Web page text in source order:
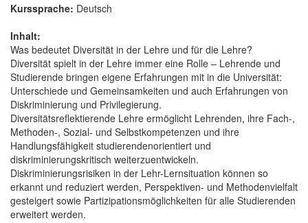
Kurssprache: Deutsch
Inhalt:
Was bedeutet Diversität in der Lehre und für die Lehre?
Diversität spielt in der Lehre immer eine Rolle – Lehrende und
Studierende bringen eigene Erfahrungen mit in die Universität:
Unterschiede und Gemeinsamkeiten und auch Erfahrungen von
Diskriminierung und Privilegierung.
Diversitätsreflektierende Lehre ermöglicht Lehrenden, ihre Fach-,
Methoden-, Sozial- und Selbstkompetenzen und ihre
Handlungsfähigkeit studierendenorientiert und
diskriminierungskritisch weiterzuentwickeln.
Diskriminierungsrisiken in der Lehr-Lernsituation können so
erkannt und reduziert werden, Perspektiven- und Methodenvielfalt
gesteigert sowie Partizipationsmöglichkeiten für alle Studierenden
erweitert werden.